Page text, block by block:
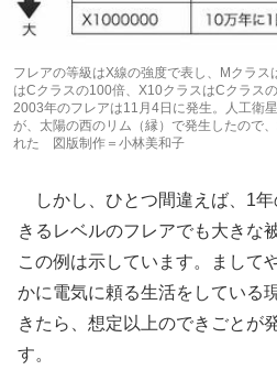
フレアの等級はX線の強度で表し、Mクラス
はCクラスの100倍、X10クラスはCクラス
2003年のフレアは11月4日に発生。人工衛
が、太陽の西のリム（縁）で発生したので
れた 図版制作＝小林美和子
しかし、ひとつ間違えば、1年
きるレベルのフレアでも大きな
この例は示しています。まして
かに電気に頼る生活をしている
きたら、想定以上のできごとが
す。